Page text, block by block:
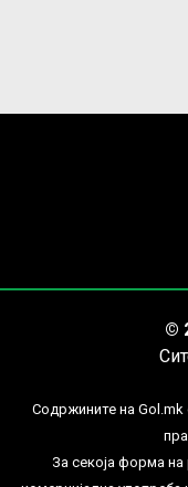
©
Содржините на
За секоја форма